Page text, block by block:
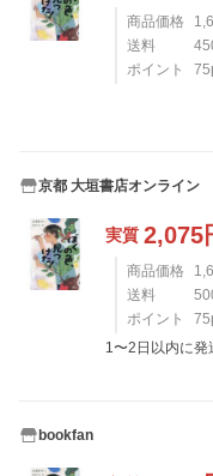
商品価格
送料
ポイント
75
京都 大垣書店オンライン
実質 2,075
商品価格
送料
ポイント
75
1〜2日以内に発
bookfan